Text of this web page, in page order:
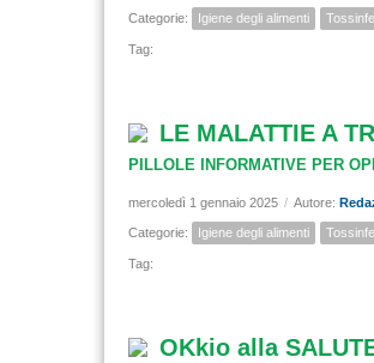
Categorie: Igiene degli alimenti
Tag:
LE MALATTIE A
PILLOLE INFORMATIVE PER
mercoledì 1 gennaio 2025 / Autore:
Categorie: Igiene degli alimenti
Tag:
OKkio alla